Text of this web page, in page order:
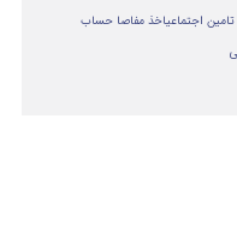
تامین اجتماعیاخذ مفاصا حساب